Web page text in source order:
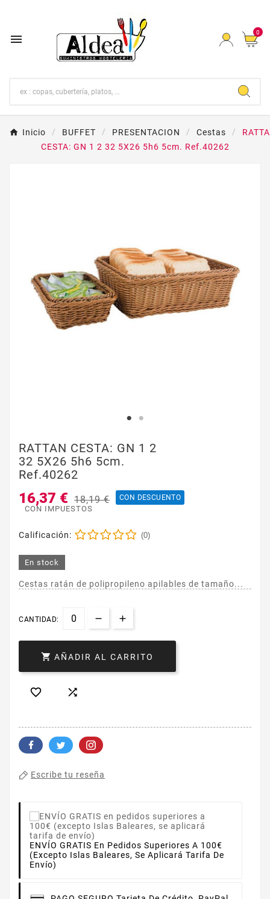
 0
Inicio BUFFET PRESENTACION Cestas
CESTA: GN 1 2 32 5X26 5h6 5cm. Ref.40262
RATTAN CESTA: GN 1 2
32 5X26 5h6 5cm.
Ref.40262
16,37 € 18,19 € CON DESCUENTO
CON IMPUESTOS
Calificación: (0)
En stock
Cestas ratán de polipropileno apilables de tamaño...
CANTIDAD:
 AÑADIR AL CARRITO
 
Escribe tu reseña
ENVÍO GRATIS En Pedidos Superiores A 100€
(excepto Islas Baleares, Se Aplicará Tarifa De
Envío)